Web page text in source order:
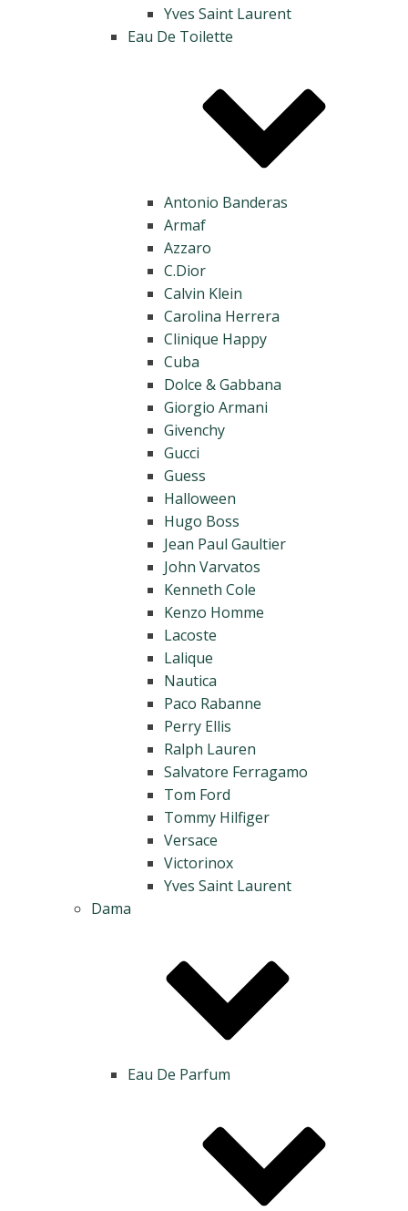
Yves Saint Laurent
Eau De Toilette
Antonio Banderas
Armaf
Azzaro
C.Dior
Calvin Klein
Carolina Herrera
Clinique Happy
Cuba
Dolce & Gabbana
Giorgio Armani
Givenchy
Gucci
Guess
Halloween
Hugo Boss
Jean Paul Gaultier
John Varvatos
Kenneth Cole
Kenzo Homme
Lacoste
Lalique
Nautica
Paco Rabanne
Perry Ellis
Ralph Lauren
Salvatore Ferragamo
Tom Ford
Tommy Hilfiger
Versace
Victorinox
Yves Saint Laurent
Dama
Eau De Parfum